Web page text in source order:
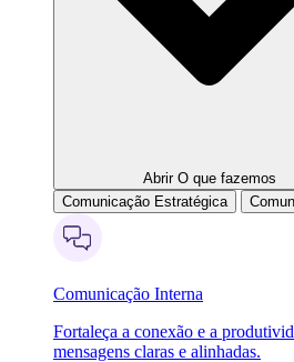
Abrir O que fazemos
Comunicação Estratégica
Comunicação Interna
Fortaleça a conexão e a
mensagens claras e alinhadas.